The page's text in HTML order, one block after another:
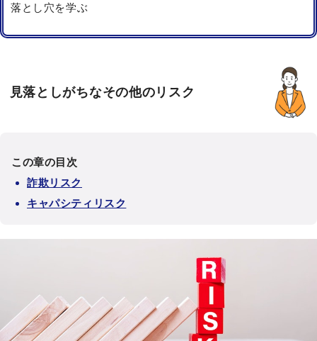
落とし穴を学ぶ
見落としがちなその他のリスク
この章の目次
詐欺リスク
キャパシティリスク